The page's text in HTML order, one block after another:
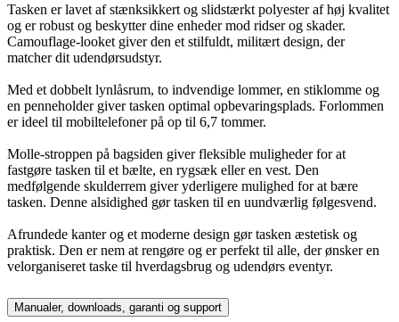
Tasken er lavet af stænksikkert og slidstærkt polyester af høj kvalitet
og er robust og beskytter dine enheder mod ridser og skader.
Camouflage-looket giver den et stilfuldt, militært design, der
matcher dit udendørsudstyr.
Med et dobbelt lynlåsrum, to indvendige lommer, en stiklomme og
en penneholder giver tasken optimal opbevaringsplads. Forlommen
er ideel til mobiltelefoner på op til 6,7 tommer.
Molle-stroppen på bagsiden giver fleksible muligheder for at
fastgøre tasken til et bælte, en rygsæk eller en vest. Den
medfølgende skulderrem giver yderligere mulighed for at bære
tasken. Denne alsidighed gør tasken til en uundværlig følgesvend.
Afrundede kanter og et moderne design gør tasken æstetisk og
praktisk. Den er nem at rengøre og er perfekt til alle, der ønsker en
velorganiseret taske til hverdagsbrug og udendørs eventyr.
Manualer, downloads, garanti og support